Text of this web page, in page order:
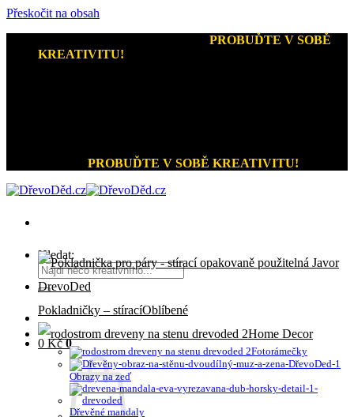
Přeskočit na obsah
PROBUĎTE V SOBĚ
KREATIVITU!
PROBUĎTE V SOBĚ KREATIVITU!
Hledat:
0 Kč 0
Pokladničky – stírací
Home Decor
Fotorámečky
Obrazy na zeď
Dřevěné mandaly